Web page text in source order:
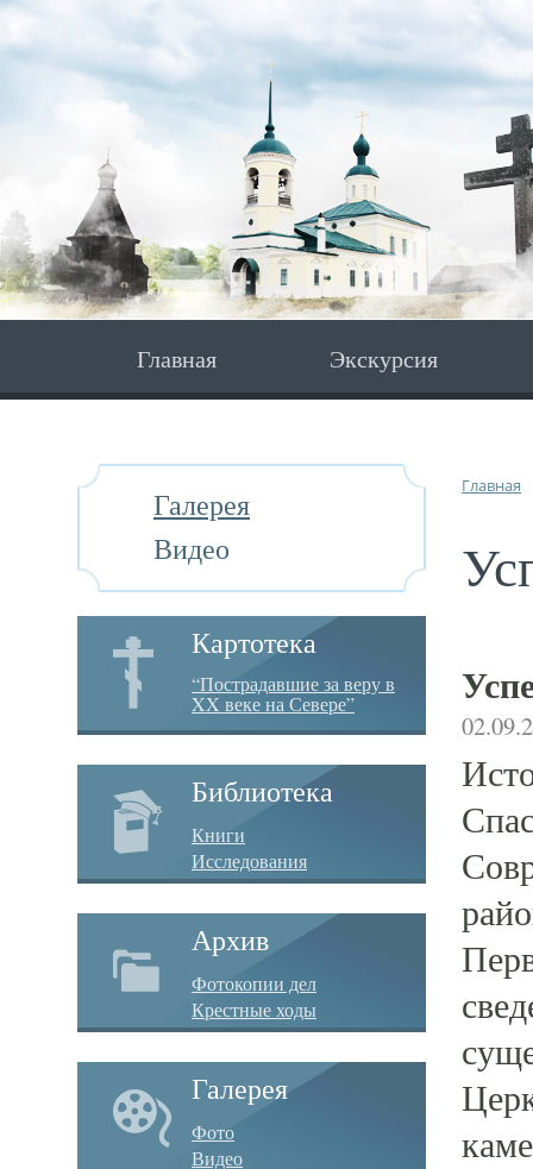
Главная Экскурсия
Галерея
Видео
Картотека
“Пострадавшие за веру в
XX веке на Севере”
Библиотека
Книги
Исследования
Архив
Фотокопии дел
Крестные ходы
Галерея
Фото
Видео
Главная